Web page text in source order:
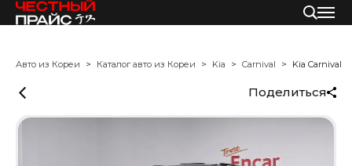
Авто из Кореи Каталог авто из Кореи Kia Carnival Kia Carnival
Поделиться